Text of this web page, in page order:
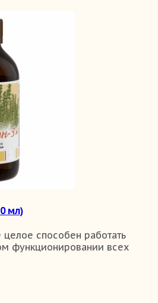
мл)
способен работать
функционировании всех